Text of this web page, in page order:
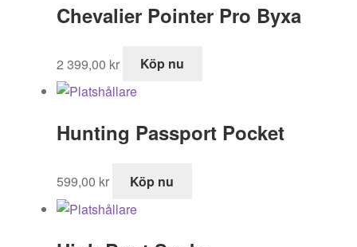
Chevalier Pointer Pro Byxa
2 399,00 kr Köp nu
Hunting Passport Pocket
599,00 kr Köp nu